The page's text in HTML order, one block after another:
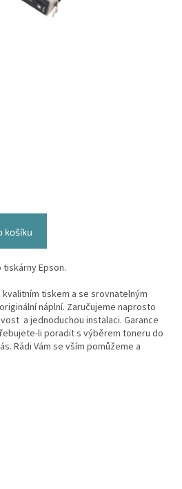
košíku
Epson.
tiskem a se srovnatelným
náplní. Zaručujeme naprosto
a jednoduchou instalaci. Garance
li poradit s výběrem toneru do
Rádi Vám se vším pomůžeme a